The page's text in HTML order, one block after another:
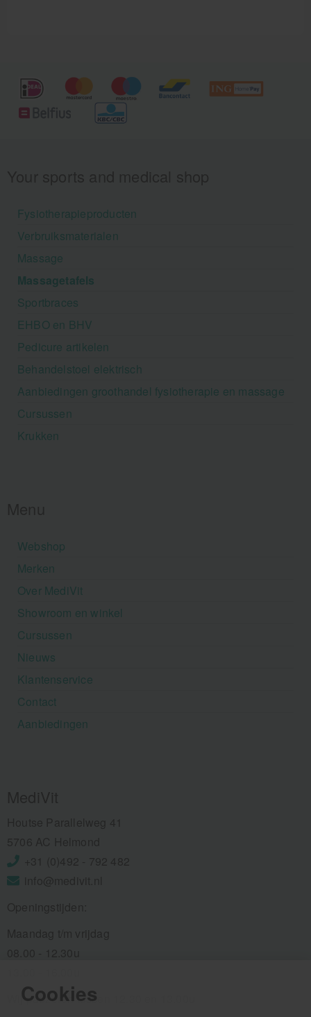
Cookies
Fysiotherapieproducten
Verbruiksmaterialen
Massage
Massagetafels
Sportbraces
EHBO en BHV
Pedicure artikelen
Behandelstoel elektrisch
Aanbiedingen groothandel fysiotherapie en massage
Cursussen
Krukken
Webshop
Merken
Over MediVit
Showroom en winkel
Cursussen
Nieuws
Klantenservice
Contact
Aanbiedingen
Wij pauzeren tussen 12.30 en 13.00u